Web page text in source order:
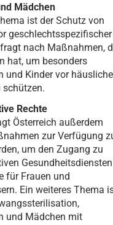
Mädchen
ist der Schutz von
geschlechtsspezifischer
nach Maßnahmen,
hat, um besonders
und Kinder vor
schützen.
Rechte
Österreich außerdem
zur Verfügung
um den Zugang zu
für Frauen und
Ein weiteres Thema
und Mädchen mit